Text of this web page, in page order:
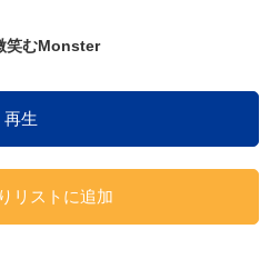
ランキングなど
情報をチェック！
笑むMonster
再生
リストに追加